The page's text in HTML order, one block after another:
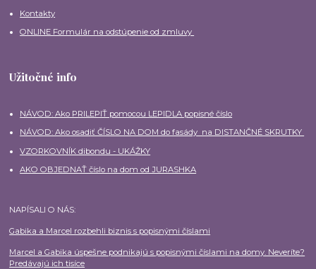
Kontakty
ONLINE Formulár na odstúpenie od zmluvy
Užitočné info
NÁVOD: Ako PRILEPIŤ pomocou LEPIDLA popisné číslo
NÁVOD: Ako osadiť ČÍSLO NA DOM do fasády na DISTANČNÉ SKRUTKY
VZORKOVNÍK dibondu - UKÁŽKY
AKO OBJEDNAŤ číslo na dom od JURASHKA
NAPÍSALI O NÁS:
Gabika a Marcel rozbehli biznis s popisnými číslami
Marcel a Gabika úspešne podnikajú s popisnými číslami na domy. Neveríte?
Predávajú ich tisíce